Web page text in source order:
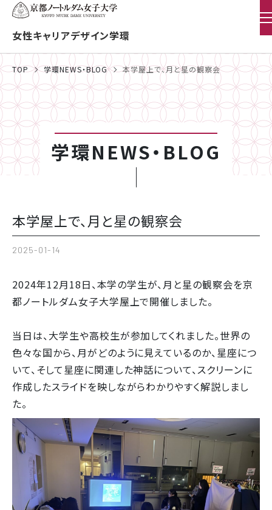
女性キャリアデザイン学環
TOP 学環NEWS・BLOG 本学屋上で、月と星の観察会
学環NEWS・BLOG
本学屋上で、月と星の観察会
2025-01-14
2024年12月18日、本学の学生が、月と星の観察会を京
都ノートルダム女子大学屋上で開催しました。
当日は、大学生や高校生が参加してくれました。世界の
色々な国から、月がどのように見えているのか、星座につ
いて、そして星座に関連した神話について、スクリーンに
作成したスライドを映しながらわかりやすく解説しまし
た。